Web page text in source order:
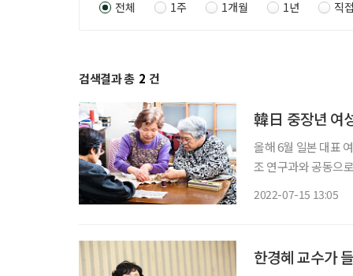
전체 1주 1개월 1년 직
검색결과 총 2 건
韓日 중장년 여
올해 6월 일본 대표
조 연구과와 공동으
2022-07-15 13:05
한경혜 교수가